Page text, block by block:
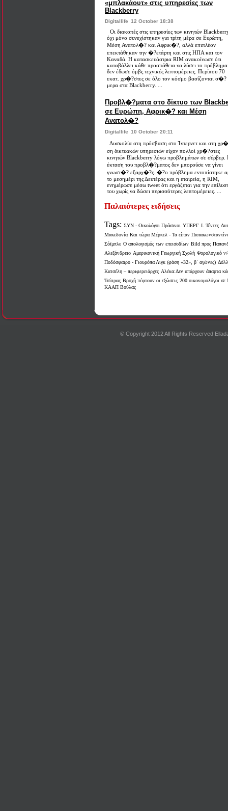
«μπλακάουτ» στις υπηρεσίες των
Blackberry
Digitallife 12 October 18:38
Οι διακοπές στις υπηρεσίες των κινητών
όχι μόνο συνεχίστηκαν για τρίτη μέρα σε Ευρώπη,
Μέση Ανατολ�? και Αφρικ�?, αλλά επιπλέον
επεκτάθηκαν την �?ετάρτη και στις ΗΠΑ και τον
Καναδά. Η κατασκευάστρια RIM ανακοίνωσε ότι
καταβάλλει κάθε προσπάθεια να λύσει το
δεν έδωσε όμβς τεχνικές λεπτομέρειες. Περίπου 70
εκατ. χρ�?στες σε όλο τον κόσμο βασίζονται σ�?
μερα στα Blackberry. ...
Προβλ�?ματα στο δίκτυο των
σε Ευρώπη, Αφρικ�? και Μέση
Ανατολ�?
Digitallife 10 October 20:11
Δυσκολία στη πρόσβαση στο Ίντερνετ και στη
ση δικτυακών υπηρεσιών είχαν πολλοί χρ�?στες
κινητών Blackberry λόγω προβλημάτων σε σέρβερ.
έκταση του προβλ�?ματος δεν μπορούσε να γίνει
γνωστ�? εξαρχ�?ς. �?ο πρόβλημα εντοπίστηκε
το μεσημέρι της Δευτέρας και η εταιρεία, η RIM,
ενημέρωσε μέσω tweet ότι εργάζεται για την
του χωρίς να δώσει περισσότερες λεπτομέρειες. ...
Παλαιότερες ειδήσεις
Tags: ΣΥΝ - Οικολόγοι Πράσινοι ΥΠΕΡΓ Ι. Τέντες
Μακεδονία Και τώρα Μέρκελ - Τα είπαν
Σόϊμπλε Ο απολογισμός των επεισοδίων Bild προς
Αλεξάνδρειο Αμερικανική Γεωργική Σχολή Φορολογικό
Ποδόσφαιρο - Γιουρόπα Λιγκ (φάση «32», β΄ αγώνες)
Κατσέλη – περιφερειάρχες Αλέκα:Δεν υπάρχουν άπαρτα
Τσίπρας Βροχή πέφτουν οι εξώσεις 200 οικονομολόγοι
ΚΑΑΠ Βούλας
© Copyright 2012 All Rights Reserved